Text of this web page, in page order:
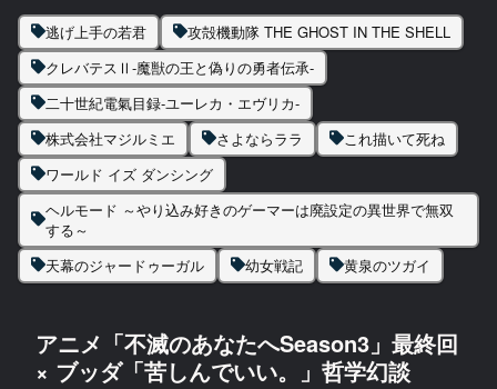
逃げ上手の若君
攻殻機動隊 THE GHOST IN THE SHELL
クレバテスⅡ-魔獣の王と偽りの勇者伝承-
二十世紀電氣目録-ユーレカ・エヴリカ-
株式会社マジルミエ
さよならララ
これ描いて死ね
ワールド イズ ダンシング
ヘルモード ～やり込み好きのゲーマーは廃設定の異世界で無双
する～
天幕のジャードゥーガル
幼女戦記 黄泉のツガイ
アニメ「不滅のあなたへSeason3」最終回
× ブッダ「苦しんでいい。」哲学幻談